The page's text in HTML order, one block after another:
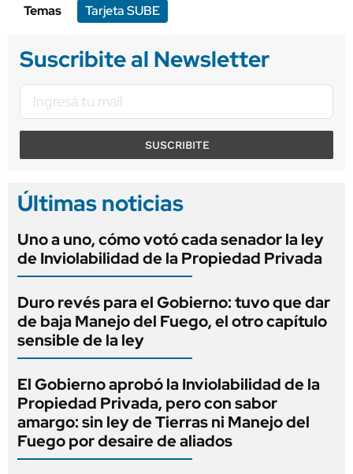
Temas Tarjeta SUBE
Suscribite al Newsletter
SUSCRIBITE
Últimas noticias
Uno a uno, cómo votó cada senador la ley
de Inviolabilidad de la Propiedad Privada
Duro revés para el Gobierno: tuvo que dar
de baja Manejo del Fuego, el otro capítulo
sensible de la ley
El Gobierno aprobó la Inviolabilidad de la
Propiedad Privada, pero con sabor
amargo: sin ley de Tierras ni Manejo del
Fuego por desaire de aliados